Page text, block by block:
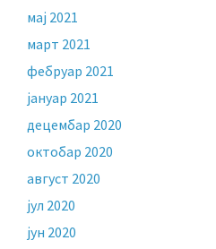
мај 2021
март 2021
фебруар 2021
јануар 2021
децембар 2020
октобар 2020
август 2020
јул 2020
јун 2020